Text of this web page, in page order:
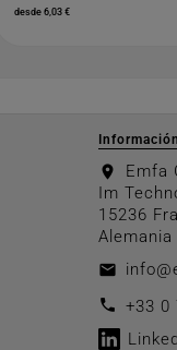
desde 6,03 €
location_on
Emfa
Im
15236
Alemania
email
call +33 0